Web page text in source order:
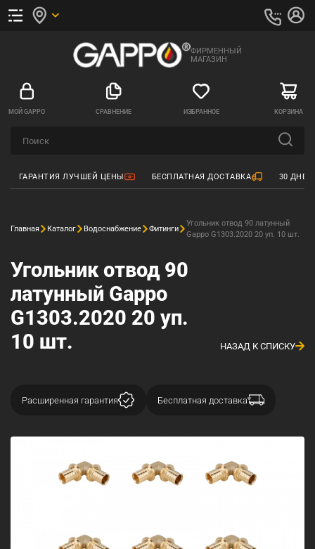
ФИРМЕННЫЙ
МАГАЗИН
МОЙ GAPPO СРАВНЕНИЕ ИЗБРАННОЕ КОРЗИНА
ГАРАНТИЯ ЛУЧШЕЙ ЦЕНЫ БЕСПЛАТНАЯ ДОСТАВКА 30
Главная Каталог Водоснабжение Фитинги
Угольник отвод 90 латунный
Gappo G1303.2020 20 уп. 10 шт.
Угольник отвод 90
латунный Gappo
G1303.2020 20 уп.
10 шт.
НАЗАД К СПИСКУ
Расширенная гарантия Бесплатная доставка